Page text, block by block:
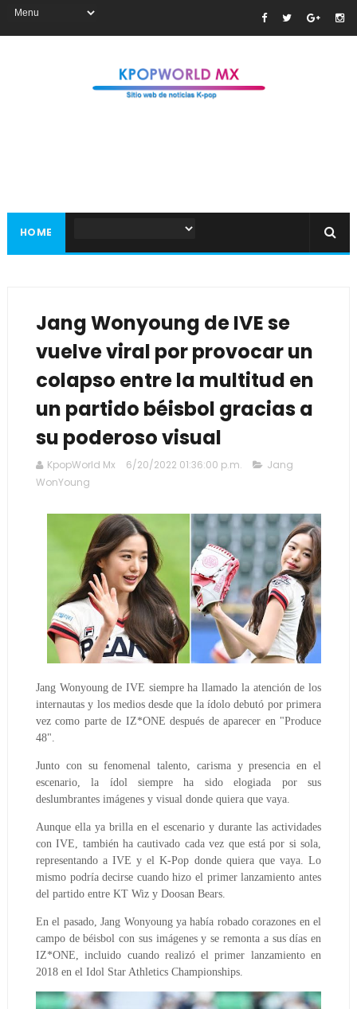
HOME
Jang Wonyoung de IVE se
vuelve viral por provocar un
colapso entre la multitud en
un partido béisbol gracias a
su poderoso visual
KpopWorld Mx 6/20/2022 01:36:00 p.m.
Jang
WonYoung
Jang Wonyoung de IVE siempre ha llamado la atención de los
internautas y los medios desde que la ídolo debutó por primera
vez como parte de IZ*ONE después de aparecer en "Produce
48".
Junto con su fenomenal talento, carisma y presencia en el
escenario, la ídol siempre ha sido elogiada por sus
deslumbrantes imágenes y visual donde quiera que vaya.
Aunque ella ya brilla en el escenario y durante las actividades
con IVE, también ha cautivado cada vez que está por si sola,
representando a IVE y el K-Pop donde quiera que vaya. Lo
mismo podría decirse cuando hizo el primer lanzamiento antes
del partido entre KT Wiz y Doosan Bears.
En el pasado, Jang Wonyoung ya había robado corazones en el
campo de béisbol con sus imágenes y se remonta a sus días en
IZ*ONE, incluido cuando realizó el primer lanzamiento en
2018 en el Idol Star Athletics Championships.